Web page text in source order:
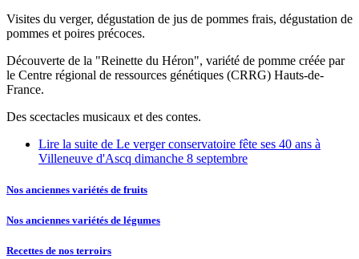
Visites du verger, dégustation de jus de pommes frais, dégustation de
pommes et poires précoces.
Découverte de la "Reinette du Héron", variété de pomme créée par
le Centre régional de ressources génétiques (CRRG) Hauts-de-
France.
Des scectacles musicaux et des contes.
Lire la suite de Le verger conservatoire fête ses 40 ans à
Villeneuve d'Ascq dimanche 8 septembre
Nos anciennes variétés de fruits
Nos anciennes variétés de légumes
Recettes de nos terroirs